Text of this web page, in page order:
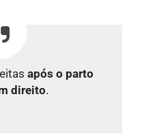
após o parto
direito.